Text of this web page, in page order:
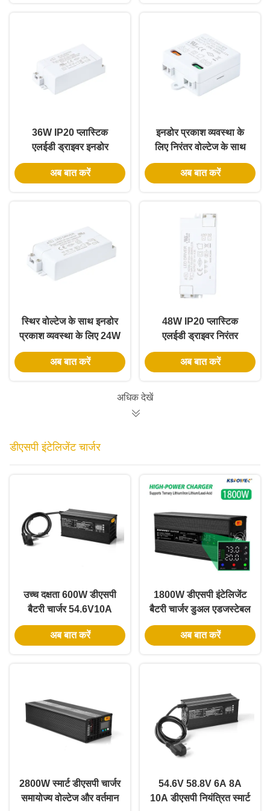
36W IP20 प्लास्टिक
एलईडी ड्राइवर इनडोर
प्रकाश अनुप्रयोगों के लिए
निरंतर वोल्टेज
अब बात करें
इनडोर प्रकाश व्यवस्था के
लिए निरंतर वोल्टेज के साथ
6W सफेद रंग IP20
प्लास्टिक एलईडी ड्राइवर
अब बात करें
स्थिर वोल्टेज के साथ इनडोर
प्रकाश व्यवस्था के लिए 24W
IP20 प्लास्टिक एलईडी
ड्राइवर
अब बात करें
48W IP20 प्लास्टिक
एलईडी ड्राइवर निरंतर
वोल्टेज
अब बात करें
अधिक देखें
डीएसपी इंटेलिजेंट चार्जर
उच्च दक्षता 600W डीएसपी
बैटरी चार्जर 54.6V10A
लिथियम आयरन एडजस्टेबल
वोल्टेज करंट 36V 48V
अब बात करें
1800W डीएसपी इंटेलिजेंट
बैटरी चार्जर डुअल एडजस्टेबल
वोल्टेज और करंट के साथ कई
बैटरी संगतता के लिए
अब बात करें
2800W स्मार्ट डीएसपी चार्जर
समायोज्य वोल्टेज और वर्तमान
54.6V 58.8V 6A 8A
10A डीएसपी नियंत्रित स्मार्ट